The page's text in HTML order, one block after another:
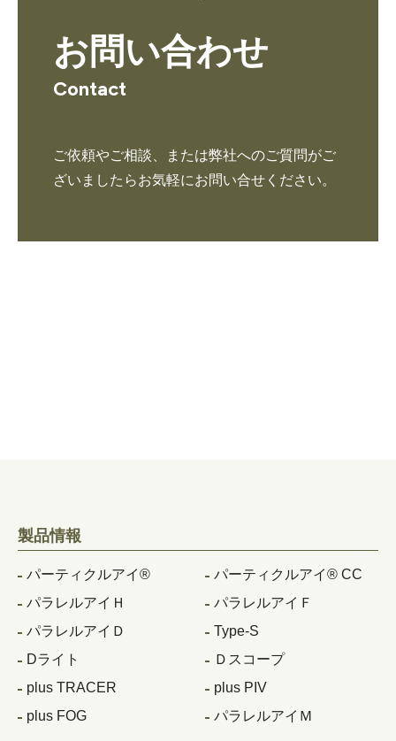
お問い合わせ
Contact
ご依頼やご相談、または弊社へのご質問がご
ざいましたらお気軽にお問い合せください。
製品情報
パーティクルアイ®
パーティクルアイ® CC
パラレルアイＨ
パラレルアイＦ
パラレルアイＤ
Type-S
Dライト
Ｄスコープ
plus TRACER
plus PIV
plus FOG
パラレルアイＭ